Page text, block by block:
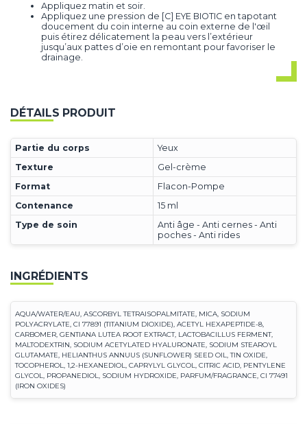
Appliquez matin et soir.
Appliquez une pression de [C] EYE BIOTIC en tapotant
doucement du coin interne au coin externe de l'œil
puis étirez délicatement la peau vers l’extérieur
jusqu’aux pattes d’oie en remontant pour favoriser le
drainage.
DÉTAILS PRODUIT
Partie du corps
Yeux
Texture
Gel-crème
Format
Flacon-Pompe
Contenance
15 ml
Type de soin
Anti âge - Anti cernes - Anti
poches - Anti rides
INGRÉDIENTS
AQUA/WATER/EAU, ASCORBYL TETRAISOPALMITATE, MICA, SODIUM
POLYACRYLATE, CI 77891 (TITANIUM DIOXIDE), ACETYL HEXAPEPTIDE-8,
CARBOMER, GENTIANA LUTEA ROOT EXTRACT, LACTOBACILLUS FERMENT,
MALTODEXTRIN, SODIUM ACETYLATED HYALURONATE, SODIUM STEAROYL
GLUTAMATE, HELIANTHUS ANNUUS (SUNFLOWER) SEED OIL, TIN OXIDE,
TOCOPHEROL, 1,2-HEXANEDIOL, CAPRYLYL GLYCOL, CITRIC ACID, PENTYLENE
GLYCOL, PROPANEDIOL, SODIUM HYDROXIDE, PARFUM/FRAGRANCE, CI 77491
(IRON OXIDES)